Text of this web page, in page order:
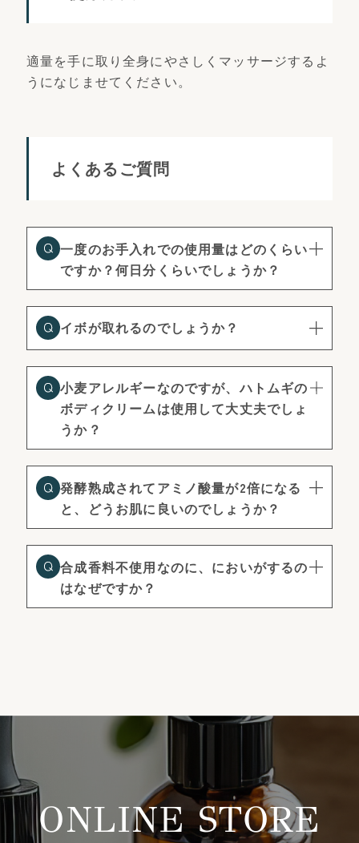
適量を手に取り全身にやさしくマッサージするよ
うになじませてください。
よくあるご質問
一度のお手入れでの使用量はどのくらい
ですか？何日分くらいでしょうか？
イボが取れるのでしょうか？
小麦アレルギーなのですが、ハトムギの
ボディクリームは使用して大丈夫でしょ
うか？
発酵熟成されてアミノ酸量が2倍になる
と、どうお肌に良いのでしょうか？
合成香料不使用なのに、においがするの
はなぜですか？
ONLINE STORE